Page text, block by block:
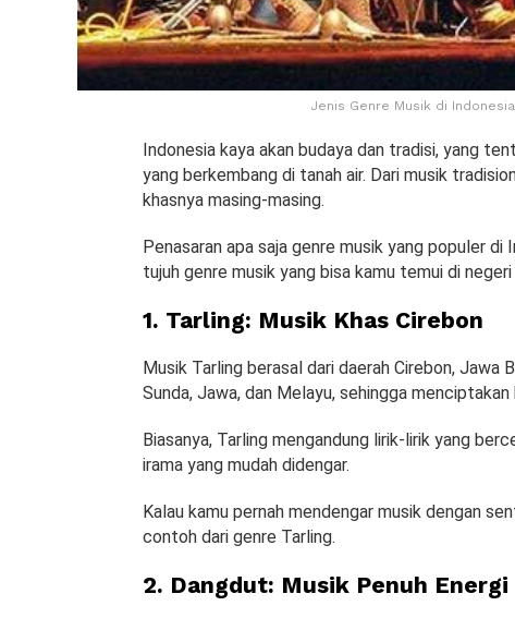
Jenis Genre Musik di
Indonesia kaya akan budaya dan tradisi, yang
yang berkembang di tanah air. Dari musik
khasnya masing-masing.
Penasaran apa saja genre musik yang populer
tujuh genre musik yang bisa kamu temui di negeri
1. Tarling: Musik Khas Cirebon
Musik Tarling berasal dari daerah Cirebon, Jawa
Sunda, Jawa, dan Melayu, sehingga menciptakan
Biasanya, Tarling mengandung lirik-lirik yang
irama yang mudah didengar.
Kalau kamu pernah mendengar musik dengan
contoh dari genre Tarling.
2. Dangdut: Musik Penuh Energi